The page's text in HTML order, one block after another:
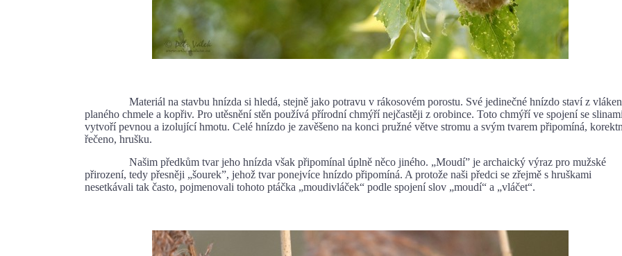
Materiál na stavbu hnízda si hledá, stejně jako potravu v rákosovém porostu. Své jedinečné hnízdo staví z vláken
planého chmele a kopřiv. Pro utěsnění stěn používá přírodní chmýří nejčastěji z orobince. Toto chmýří ve spojení se
vytvoří pevnou a izolující hmotu. Celé hnízdo je zavěšeno na konci pružné větve stromu a svým tvarem připomíná,
řečeno, hrušku.
Našim předkům tvar jeho hnízda však připomínal úplně něco jiného. „Moudí” je archaický výraz pro mužské
přirození, tedy přesněji „šourek”, jehož tvar ponejvíce hnízdo připomíná. A protože naši předci se zřejmě s hruškami
nesetkávali tak často, pojmenovali tohoto ptáčka „moudivláček“ podle spojení slov „moudí“ a „vláčet“.